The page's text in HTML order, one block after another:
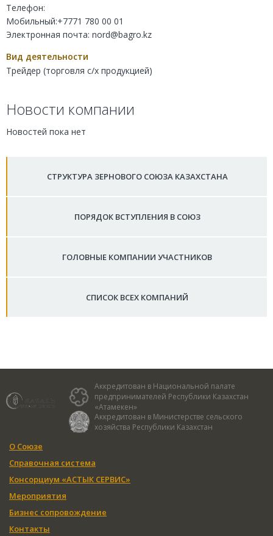
Телефон:
Мобильный:+7771 780 00 01
Электронная почта: nord@bagro.kz
Вид деятельности
Трейдер (торговля с/х продукцией)
Новости компании
Новостей пока нет
СТРУКТУРА ЗЕРНОВОГО СОЮЗА КАЗАХСТАНА
ПОРЯДОК ВСТУПЛЕНИЯ В СОЮЗ
ГОЛОВНЫЕ КОМПАНИИ УЧАСТНИКОВ
СПИСОК ВСЕХ КОМПАНИЙ
Аккредитован в Национальной палате
предпринимателей Республики Казахстан
«Атамекен»
Аккредитован в Министерстве сельского
хозяйства Республики Казахстан
О Союзе
Справочная система
Консорциум «АСТЫК СЕРВИС»
Мероприятия
Бизнес сопровождение
Контакты